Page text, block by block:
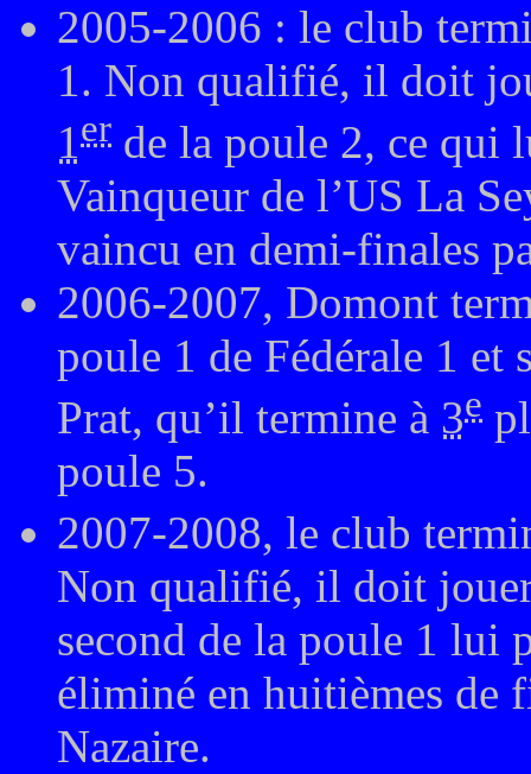
2005-2006 : le club
1. Non qualifié, il doit
1er de la poule 2, ce qui
Vainqueur de l’US La
vaincu en demi-finales
2006-2007, Domont
poule 1 de Fédérale 1 et
Prat, qu’il termine à 3e
poule 5.
2007-2008, le club
Non qualifié, il doit
second de la poule 1 lui
éliminé en huitièmes de
Nazaire.